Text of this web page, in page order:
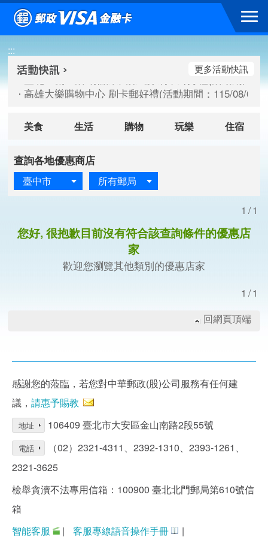
跳到主要內容區塊
:::
新竹遠東巨城購物中心 2026巨城年中慶夏日BIG好刷(
臺北三創生活 有點東西第2波 刷卡郵好禮(活動期間：
高雄大樂購物中心 刷卡郵好禮(活動期間：115/08/07-
臺北三創生活 有點東西第2波 刷卡郵好禮(活動期間：
更多活動快訊
美食 生活 購物 玩樂 住宿
查詢各地優惠商店
臺中市 所有郵局
1/1
您好, 很抱歉目前沒有符合該查詢條件的優惠店
家
歡迎您瀏覽其他類別的優惠店家
1/1
回網頁頂端
感謝您的蒞臨，若您對中華郵政(股)公司服務有任何建
議， 請惠予賜教
地址 106409 臺北市大安區金山南路2段55號
電話
（02）2321-4311、2392-1310、2393-1261、
2321-3625
檢舉貪瀆不法專用信箱：100900 臺北北門郵局第610號信
箱
智能客服
| 客服專線語音操作手冊 |